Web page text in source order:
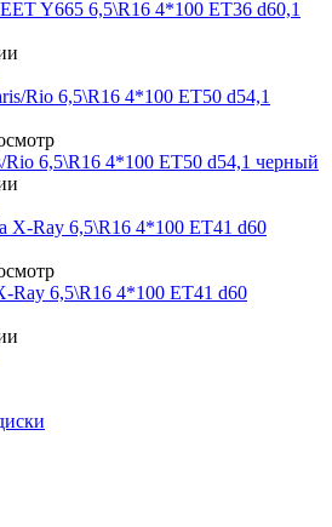
Y665 6,5\R16 4*100 ET36 d60,1
6,5\R16 4*100 ET50 d54,1 черный
Ray 6,5\R16 4*100 ET41 d60